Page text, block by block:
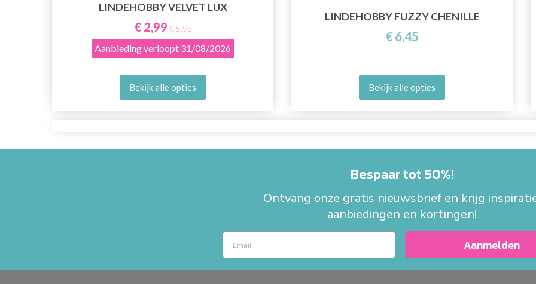
LINDEHOBBY VELVET LUX
€ 2,99 € 5,95
Aanbieding verloopt 31/08/2026
Bekijk alle opties
LINDEHOBBY FUZZY CHENILLE
€ 6,45
Bekijk alle opties
Bespaar tot 50%!
Ontvang onze gratis nieuwsbrief en krijg
aanbiedingen en kortingen!
Aanmelden